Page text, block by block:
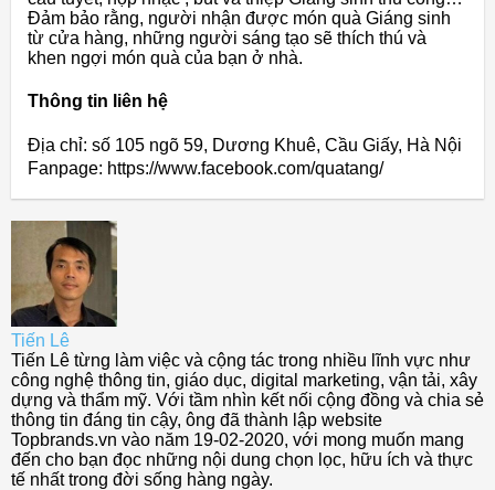
Đảm bảo rằng, người nhận được món quà Giáng sinh
từ cửa hàng, những người sáng tạo sẽ thích thú và
khen ngợi món quà của bạn ở nhà.
Thông tin liên hệ
Địa chỉ: số 105 ngõ 59, Dương Khuê, Cầu Giấy, Hà Nội
Fanpage: https://www.facebook.com/quatang/
Tiến Lê
Tiến Lê từng làm việc và cộng tác trong nhiều lĩnh vực như
công nghệ thông tin, giáo dục, digital marketing, vận tải, xây
dựng và thẩm mỹ. Với tầm nhìn kết nối cộng đồng và chia sẻ
thông tin đáng tin cậy, ông đã thành lập website
Topbrands.vn vào năm 19-02-2020, với mong muốn mang
đến cho bạn đọc những nội dung chọn lọc, hữu ích và thực
tế nhất trong đời sống hàng ngày.